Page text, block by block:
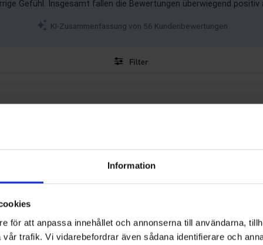
Information
för att anpassa innehållet och annonserna till användarna,
trafik. Vi vidarebefordrar även sådana identifierare och
Gefühl. Insgesamt fallen die Bewertungen überwiegend positiv
KI-Zusammenfassung von 56 Kundenbewertungen
Filter
anderweitig verwenden kann. Ich trage normalerweise Größe 10, habe
darunter. Ideal zum Radfahren im Winter oder einfach für draußen :)